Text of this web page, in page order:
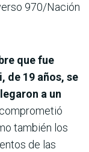
970/Nación
que fue
de 19 años, se
a un
también los
de las